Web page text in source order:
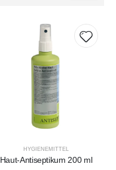
HYGIENEMITTEL
Haut-Antiseptikum 200 ml